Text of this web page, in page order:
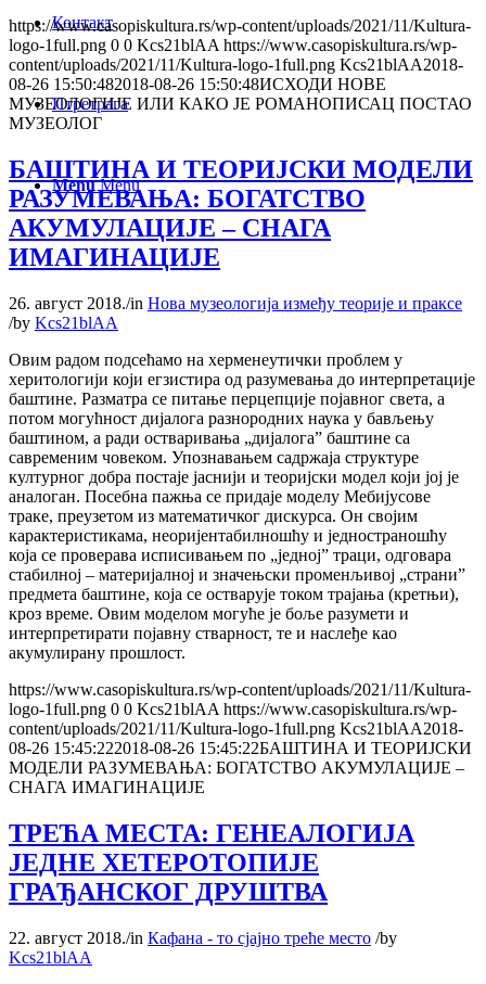
Контакт
Птретрага
Menu Menu
https://www.casopiskultura.rs/wp-content/uploads/2021/11/Kultura-
logo-1full.png 0 0 Kcs21blAA https://www.casopiskultura.rs/wp-
content/uploads/2021/11/Kultura-logo-1full.png Kcs21blAA2018-
08-26 15:50:482018-08-26 15:50:48ИСХОДИ НОВЕ
МУЗЕОЛОГИЈЕ ИЛИ КАКО ЈЕ РОМАНОПИСАЦ ПОСТАО
МУЗЕОЛОГ
БАШТИНА И ТЕОРИЈСКИ МОДЕЛИ
РАЗУМЕВАЊА: БОГАТСТВО
АКУМУЛАЦИЈЕ – СНАГА
ИМАГИНАЦИЈЕ
26. август 2018./in Нова музеологија између теорије и праксе
/by Kcs21blAA
Овим радом подсећамо на херменеутички проблем у
херитологији који егзистира од разумевања до интерпретације
баштине. Разматра се питање перцепције појавног света, а
потом могућност дијалога разнородних наука у бављењу
баштином, а ради остваривања „дијалога” баштине са
савременим човеком. Упознавањем садржаја структуре
културног добра постаје јаснији и теоријски модел који јој је
аналоган. Посебна пажња се придаје моделу Мебијусове
траке, преузетом из математичког дискурса. Он својим
карактеристикама, неоријентабилношћу и једностраношћу
која се проверава исписивањем по „једној” траци, одговара
стабилној – материјалној и значењски променљивој „страни”
предмета баштине, која се остварује током трајања (кретњи),
кроз време. Овим моделом могуће је боље разумети и
интерпретирати појавну стварност, те и наслеђе као
акумулирану прошлост.
https://www.casopiskultura.rs/wp-content/uploads/2021/11/Kultura-
logo-1full.png 0 0 Kcs21blAA https://www.casopiskultura.rs/wp-
content/uploads/2021/11/Kultura-logo-1full.png Kcs21blAA2018-
08-26 15:45:222018-08-26 15:45:22БАШТИНА И ТЕОРИЈСКИ
МОДЕЛИ РАЗУМЕВАЊА: БОГАТСТВО АКУМУЛАЦИЈЕ –
СНАГА ИМАГИНАЦИЈЕ
ТРЕЋА МЕСТА: ГЕНЕАЛОГИЈА
ЈЕДНЕ ХЕТЕРОТОПИЈЕ
ГРАЂАНСКОГ ДРУШТВА
22. август 2018./in Кафана - то сјајно треће место /by
Kcs21blAA